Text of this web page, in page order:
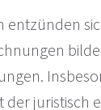
entzünden
juristisch